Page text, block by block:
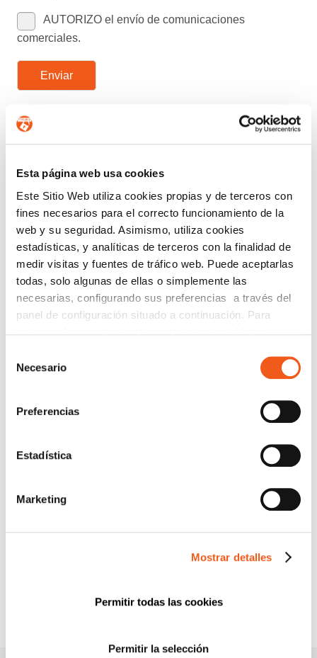
Esta página web usa cookies
Este Sitio Web utiliza cookies propias y de terceros con
fines necesarios para el correcto funcionamiento de la
web y su seguridad. Asimismo, utiliza cookies
estadísticas, y analíticas de terceros con la finalidad de
medir visitas y fuentes de tráfico web. Puede aceptarlas
todas, solo algunas de ellas o simplemente las
necesarias, configurando sus preferencias a través del
panel de configuración situado a continuación. Para
consultar nuestra política de cookies
política de cookies
Necesario
Preferencias
Estadística
Marketing
Mostrar detalles
Permitir todas las cookies
Permitir la selección
AUTORIZO el envío de comunicaciones
comerciales.
Enviar
Buscar:
CATEGORÍAS
ACUERDOS Y COLABORACIONES
AVISOS
CIBERSEGURIDAD
COMPLIANCE
CONSULTORA RGPD
CORPORATIVO
ENTREVISTAS
IGUALDAD
POLÍTICA DE COOKIES
PROTECCIÓN DE DATOS